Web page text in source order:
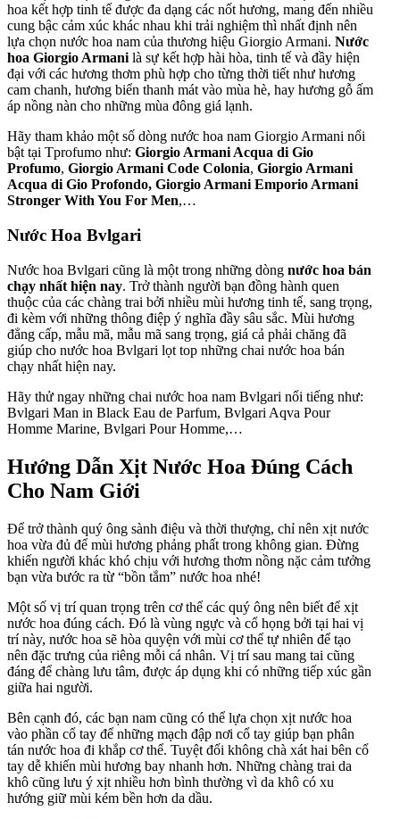
hoa kết hợp tinh tế được đa dạng các nốt hương, mang đến nhiều
cung bậc cảm xúc khác nhau khi trải nghiệm thì nhất định nên
lựa chọn nước hoa nam của thương hiệu Giorgio Armani. Nước
hoa Giorgio Armani là sự kết hợp hài hòa, tinh tế và đầy hiện
đại với các hương thơm phù hợp cho từng thời tiết như hương
cam chanh, hương biển thanh mát vào mùa hè, hay hương gỗ ấm
áp nồng nàn cho những mùa đông giá lạnh.
Hãy tham khảo một số dòng nước hoa nam Giorgio Armani nổi
bật tại Tprofumo như: Giorgio Armani Acqua di Gio
Profumo, Giorgio Armani Code Colonia, Giorgio Armani
Acqua di Gio Profondo, Giorgio Armani Emporio Armani
Stronger With You For Men,…
Nước Hoa Bvlgari
Nước hoa Bvlgari cũng là một trong những dòng nước hoa bán
chạy nhất hiện nay. Trở thành người bạn đồng hành quen
thuộc của các chàng trai bởi nhiều mùi hương tinh tế, sang trọng,
đi kèm với những thông điệp ý nghĩa đầy sâu sắc. Mùi hương
đẳng cấp, mẫu mã, mẫu mã sang trọng, giá cả phải chăng đã
giúp cho nước hoa Bvlgari lọt top những chai nước hoa bán
chạy nhất hiện nay.
Hãy thử ngay những chai nước hoa nam Bvlgari nổi tiếng như:
Bvlgari Man in Black Eau de Parfum, Bvlgari Aqva Pour
Homme Marine, Bvlgari Pour Homme,…
Hướng Dẫn Xịt Nước Hoa Đúng Cách
Cho Nam Giới
Để trở thành quý ông sành điệu và thời thượng, chỉ nên xịt nước
hoa vừa đủ để mùi hương phảng phất trong không gian. Đừng
khiến người khác khó chịu với hương thơm nồng nặc cảm tưởng
bạn vừa bước ra từ “bồn tắm” nước hoa nhé!
Một số vị trí quan trọng trên cơ thể các quý ông nên biết để xịt
nước hoa đúng cách. Đó là vùng ngực và cổ họng bởi tại hai vị
trí này, nước hoa sẽ hòa quyện với mùi cơ thể tự nhiên để tạo
nên đặc trưng của riêng mỗi cá nhân. Vị trí sau mang tai cũng
đáng để chàng lưu tâm, được áp dụng khi có những tiếp xúc gần
giữa hai người.
Bên cạnh đó, các bạn nam cũng có thể lựa chọn xịt nước hoa
vào phần cổ tay để những mạch đập nơi cổ tay giúp bạn phân
tán nước hoa đi khắp cơ thể. Tuyệt đối không chà xát hai bên cổ
tay dễ khiến mùi hương bay nhanh hơn. Những chàng trai da
khô cũng lưu ý xịt nhiều hơn bình thường vì da khô có xu
hướng giữ mùi kém bền hơn da dầu.